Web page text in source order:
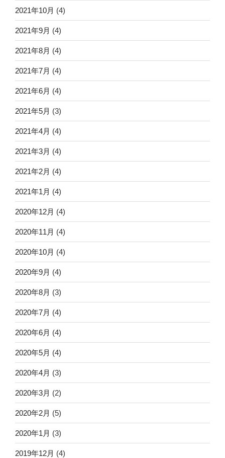
2021年10月 (4)
2021年9月 (4)
2021年8月 (4)
2021年7月 (4)
2021年6月 (4)
2021年5月 (3)
2021年4月 (4)
2021年3月 (4)
2021年2月 (4)
2021年1月 (4)
2020年12月 (4)
2020年11月 (4)
2020年10月 (4)
2020年9月 (4)
2020年8月 (3)
2020年7月 (4)
2020年6月 (4)
2020年5月 (4)
2020年4月 (3)
2020年3月 (2)
2020年2月 (5)
2020年1月 (3)
2019年12月 (4)